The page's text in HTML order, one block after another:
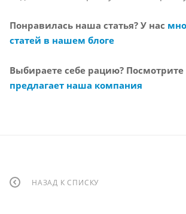
Понравилась наша статья? У нас
статей в нашем блоге
Выбираете себе рацию? Посмотрите
предлагает наша компания
НАЗАД К СПИСКУ